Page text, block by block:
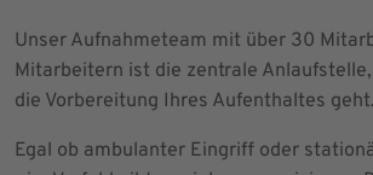
Unser Aufnahmeteam mit über 30
Mitarbeitern ist die zentrale
die Vorbereitung Ihres Aufenthaltes geht.
Egal ob ambulanter Eingriff oder